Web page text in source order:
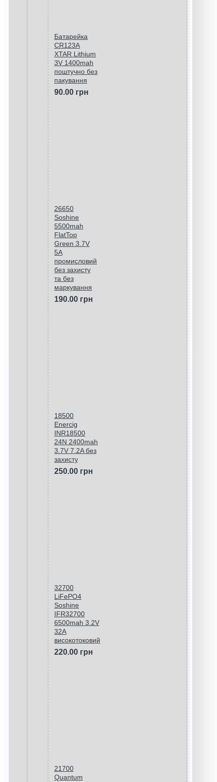
Батарейка
CR123A
XTAR Lithium
3V 1400mah
поштучно без
пакування
90.00 грн
26650
Soshine
5500mah
FlatTop
Green 3.7V
5A
промисловий
без захисту
та без
маркування
190.00 грн
18500
Enercig
INR18500
24N 2400mah
3.7V 7.2A без
захисту
250.00 грн
32700
LiFePO4
Soshine
IFR32700
6500mah 3.2V
32A
високотоковий
220.00 грн
21700
Quantum